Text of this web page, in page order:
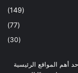
(149)
(77)
(30)
أهم المواقع الرئيسية